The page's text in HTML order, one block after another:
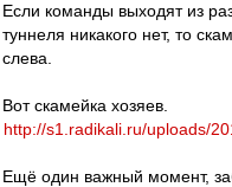
Если команды выходят из
туннеля никакого нет, то
слева.
Вот скамейка хозяев.
http://s1.radikali.ru/uploads/
Ещё один важный момент,